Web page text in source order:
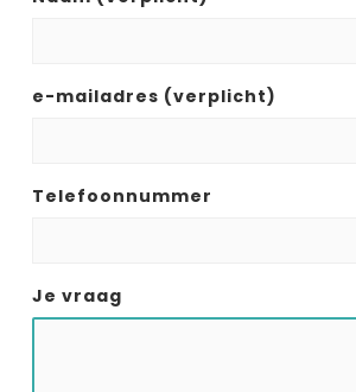
e-mailadres (verplicht)
Telefoonnummer
Je vraag